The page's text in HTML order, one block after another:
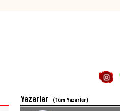
Yazarlar (Tüm Yazarlar)